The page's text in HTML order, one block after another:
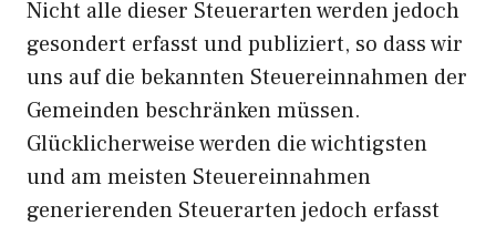
Nicht alle dieser Steuerarten werden jedoch
gesondert erfasst und publiziert, so dass wir
uns auf die bekannten Steuereinnahmen der
Gemeinden beschränken müssen.
Glücklicherweise werden die wichtigsten
und am meisten Steuereinnahmen
generierenden Steuerarten jedoch erfasst